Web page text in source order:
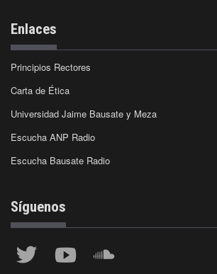
Enlaces
Principios Rectores
Carta de Ética
Universidad Jaime Bausate y Meza
Escucha ANP Radio
Escucha Bausate Radio
Síguenos